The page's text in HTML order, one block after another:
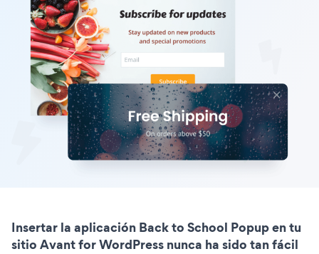
Insertar la aplicación Back to School Popup en tu
sitio Avant for WordPress nunca ha sido tan fácil